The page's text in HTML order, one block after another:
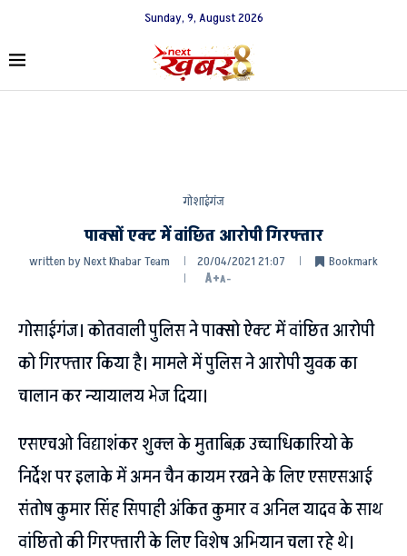
Sunday, 9, August 2026
गोशाईगंज
पाक्सों एक्ट में वांछित आरोपी गिरफ्तार
written byNext Khabar Team 20/04/2021 21:07
Bookmark
A+A-
गोसाईगंज। कोतवाली पुलिस ने पाक्सो ऐक्ट में वांछित आरोपी
को गिरफ्तार किया है। मामले में पुलिस ने आरोपी युवक का
चालान कर न्यायालय भेज दिया।
एसएचओ विद्याशंकर शुक्ल के मुताबिक़ उच्चाधिकारियो के
निर्देश पर इलाके में अमन चैन कायम रखने के लिए एसएसआई
संतोष कुमार सिंह सिपाही अंकित कुमार व अनिल यादव के साथ
वांछितो की गिरफ्तारी के लिए विशेष अभियान चला रहे थे।